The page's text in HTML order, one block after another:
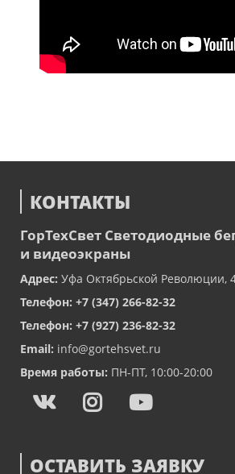
КОНТАКТЫ
ГорТехСвет Светодиодные
и видеоэкраны
Адрес: Уфа Октябрьской Революции,
Телефон: +7 (347) 266-82-32
Телефон: +7 (927) 236-82-32
Email: info@gortehsvet.ru
Время работы: ПН-ПТ, 10:00-20:00
ОСТАВИТЬ ЗАЯВКУ